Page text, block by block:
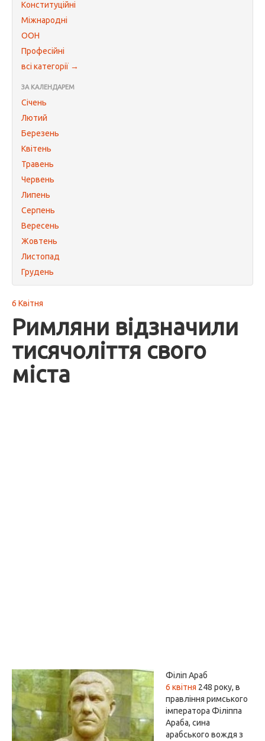
Конституційні
Міжнародні
ООН
Професійні
всі категорії →
ЗА КАЛЕНДАРЕМ
Січень
Лютий
Березень
Квітень
Травень
Червень
Липень
Серпень
Вересень
Жовтень
Листопад
Грудень
6 Квітня
Римляни відзначили
тисячоліття свого
міста
Філіп Араб
6 квітня 248 року, в
правління римського
імператора Філіппа
Араба, сина
арабського вождя з